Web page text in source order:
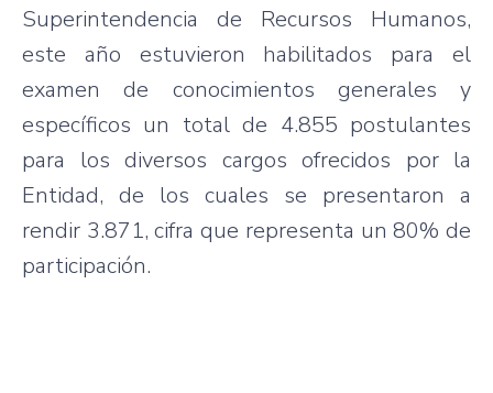
Superintendencia de Recursos Humanos,
este año estuvieron habilitados para el
examen de conocimientos generales y
específicos un total de 4.855 postulantes
para los diversos cargos ofrecidos por la
Entidad, de los cuales se presentaron a
rendir 3.871, cifra que representa un 80% de
participación.